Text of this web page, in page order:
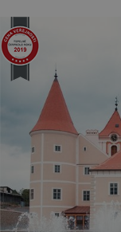
Nezbytně
Nezbytně
základní
přihlášení
nelze bez